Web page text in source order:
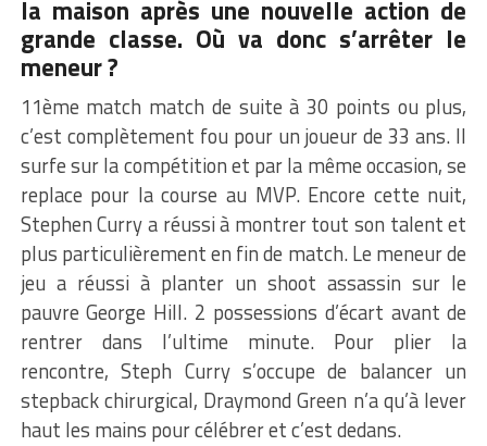
la maison après une nouvelle action de
grande classe. Où va donc s’arrêter le
meneur ?
11ème match match de suite à 30 points ou plus,
c’est complètement fou pour un joueur de 33 ans. Il
surfe sur la compétition et par la même occasion, se
replace pour la course au MVP. Encore cette nuit,
Stephen Curry a réussi à montrer tout son talent et
plus particulièrement en fin de match. Le meneur de
jeu a réussi à planter un shoot assassin sur le
pauvre George Hill. 2 possessions d’écart avant de
rentrer dans l’ultime minute. Pour plier la
rencontre, Steph Curry s’occupe de balancer un
stepback chirurgical, Draymond Green n’a qu’à lever
haut les mains pour célébrer et c’est dedans.